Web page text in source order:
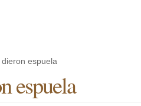
espuela
espuela